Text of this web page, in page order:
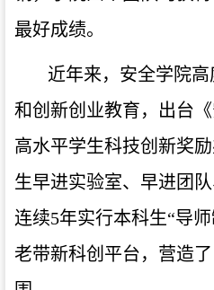
最好成绩。
近年来， 安全学院
和创新创业教育，出台
高水平学生科技创新奖
生早进实验室、早进团
连续5年实行本科生“导
老带新科创平台，营造